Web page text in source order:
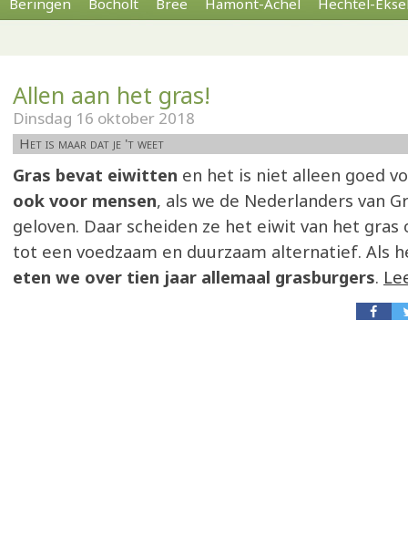
Beringen Bocholt Bree Hamont-Achel Hechtel-
Allen aan het gras!
Dinsdag 16 oktober 2018
Het is maar dat je 't weet
Gras bevat eiwitten en het is niet alleen goed
ook voor mensen, als we de Nederlanders van
geloven. Daar scheiden ze het eiwit van het
tot een voedzaam en duurzaam alternatief. Als
eten we over tien jaar allemaal grasburgers.